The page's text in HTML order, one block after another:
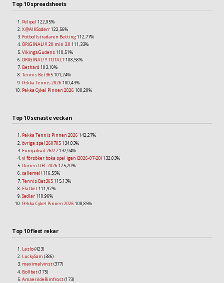
Top 10 spreadsheets
Pelipel 122,95%
X @AIKSoderr122,56%
Fotbollstradaren Betting112,77%
ORIGINAL!!! 20 min 3.0 111,33%
VikingaGudens110,51%
ORIGINAL!!! TOTALT108,58%
Bethard 103,10%
Tennis Bet365101,24%
Pekka Tennis 2026 100,43%
Pekka Cykel Pinnen 2026 100,20%
Top 10 senaste veckan
Pekka Tennis Pinnen 2026 142,27%
övriga spel 260705134,03%
Europakval 26/27132,94%
vi försöker boka spel igen (2026-07-20)132,03%
Dörren UFC 2026 125,20%
callemell 116,55%
Tennis Bet365115,13%
Flatbet111,92%
Sedlar110,96%
Pekka Cykel Pinnen 2026 108,85%
Top 10 flest rekar
Lazlo(423)
LuckySam (386)
maximalvinst(377)
Bollbet(175)
AmaerildeRimfrost(173)